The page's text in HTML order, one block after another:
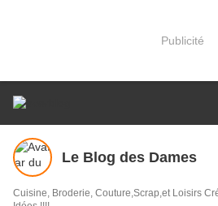
Publicité
Le Blog des Dames
Cuisine, Broderie, Couture,Scrap,et Loisirs